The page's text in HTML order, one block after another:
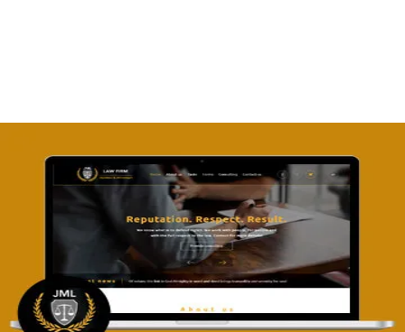
تصميم موقع آل جبار والمزارقة للمحاماة
التفاصيل